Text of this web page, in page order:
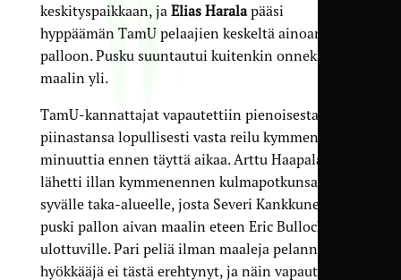
keskityspaikkaan, ja Elias Haralapääsi
hyppäämän TamU pelaajien keskeltä ainoana
palloon. Pusku suuntautui kuitenkin onneksi
maalin yli.
TamU-kannattajat vapautettiin pienoisesta
piinastansa lopullisesti vasta reilu kymmenen
minuuttia ennen täyttä aikaa. Arttu Haapala
lähetti illan kymmenennen kulmapotkunsa
syvälle taka-alueelle, josta Severi Kankkunen
puski pallon aivan maalin eteen Eric Bullockin
ulottuville. Pari peliä ilman maaleja pelannut
hyökkääjä ei tästä erehtynyt, ja näin vapauttava